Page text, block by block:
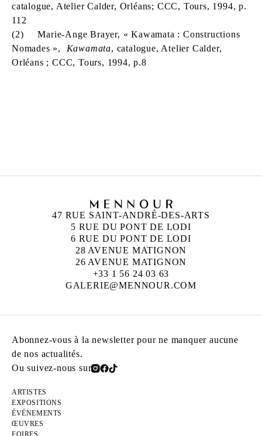
catalogue, Atelier Calder, Orléans; CCC, Tours, 1994, p.
112
(2) Marie-Ange Brayer, « Kawamata : Constructions
Nomades », Kawamata, catalogue, Atelier Calder,
Orléans ; CCC, Tours, 1994, p.8
47 RUE SAINT-ANDRÉ-DES-ARTS
5 RUE DU PONT DE LODI
6 RUE DU PONT DE LODI
28 AVENUE MATIGNON
26 AVENUE MATIGNON
+33 1 56 24 03 63
GALERIE@MENNOUR.COM
Abonnez-vous à la newsletter pour ne manquer aucune
de nos actualités.
Ou suivez-nous sur
ARTISTES
EXPOSITIONS
ÉVÉNEMENTS
ŒUVRES
FOIRES